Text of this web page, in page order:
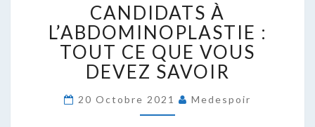
À
L’ABDOMINOPLASTIE
:
TOUT
CE
VOUS
DEVEZ
CANDIDATS À
L’ABDOMINOPLASTIE :
TOUT CE QUE VOUS
DEVEZ SAVOIR
20 Octobre 2021 Medespoir